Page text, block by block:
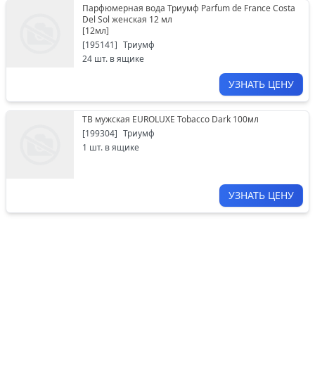
Парфюмерная вода Триумф Parfum de France Costa
Del Sol женская 12 мл
[12мл]
[195141] Триумф
24 шт. в ящике
УЗНАТЬ ЦЕНУ
ТВ мужская EUROLUXE Tobacco Dark 100мл
[199304] Триумф
1 шт. в ящике
УЗНАТЬ ЦЕНУ